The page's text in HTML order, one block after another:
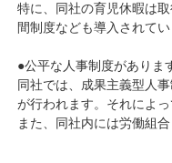
特に、同社の育児休暇は
間制度なども導入されてい
●公平な人事制度がありま
同社では、成果主義型人
が行われます。それによ
また、同社内には労働組